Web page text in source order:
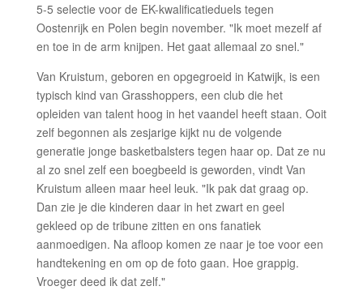
5-5 selectie voor de EK-kwalificatieduels tegen
Oostenrijk en Polen begin november. "Ik moet mezelf af
en toe in de arm knijpen. Het gaat allemaal zo snel."
Van Kruistum, geboren en opgegroeid in Katwijk, is een
typisch kind van Grasshoppers, een club die het
opleiden van talent hoog in het vaandel heeft staan. Ooit
zelf begonnen als zesjarige kijkt nu de volgende
generatie jonge basketbalsters tegen haar op. Dat ze nu
al zo snel zelf een boegbeeld is geworden, vindt Van
Kruistum alleen maar heel leuk. "Ik pak dat graag op.
Dan zie je die kinderen daar in het zwart en geel
gekleed op de tribune zitten en ons fanatiek
aanmoedigen. Na afloop komen ze naar je toe voor een
handtekening en om op de foto gaan. Hoe grappig.
Vroeger deed ik dat zelf."